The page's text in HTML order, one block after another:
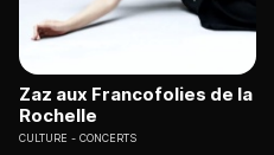
Zaz aux Francofolies de la
Rochelle
CULTURE CONCERTS